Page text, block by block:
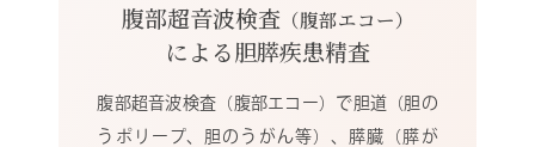
腹部超音波検査 （腹部エコー）
による胆膵疾患精査
腹部超音波検査（腹部エコー）で胆道（胆の
うポリープ、胆のうがん等）、膵臓（膵が